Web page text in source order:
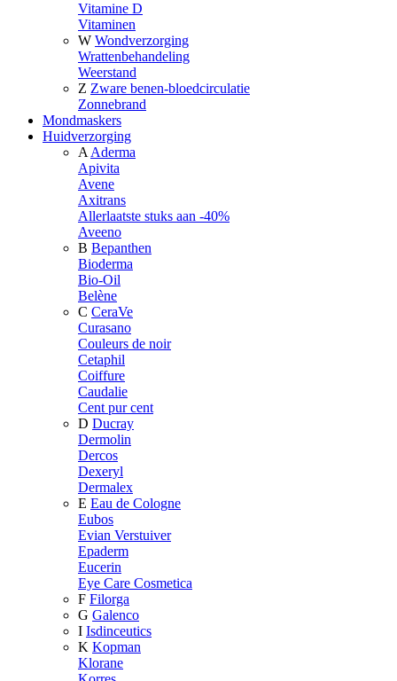
Vitamine D
Vitaminen
W Wondverzorging
Wrattenbehandeling
Weerstand
Z Zware benen-bloedcirculatie
Zonnebrand
Mondmaskers
Huidverzorging
A Aderma
Apivita
Avene
Axitrans
Allerlaatste stuks aan -40%
Aveeno
B Bepanthen
Bioderma
Bio-Oil
Belène
C CeraVe
Curasano
Couleurs de noir
Cetaphil
Coiffure
Caudalie
Cent pur cent
D Ducray
Dermolin
Dercos
Dexeryl
Dermalex
E Eau de Cologne
Eubos
Evian Verstuiver
Epaderm
Eucerin
Eye Care Cosmetica
F Filorga
G Galenco
I Isdinceutics
K Kopman
Klorane